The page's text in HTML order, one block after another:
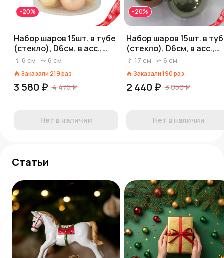
-20%
Набор шаров 15шт. в тубе
(стекло), D6см, в асс.,
золотой
6 см 6 см
Заказали 219раз
3 580 ₽ 4 475 ₽
Нет в наличии
-20%
Набор шаров 15шт. в
(стекло), D6см, в асс.,
коричневый/зеленый
17 см 6 см
Заказали190раз
2 440 ₽ 3 050 ₽
Нет в наличии
Статьи